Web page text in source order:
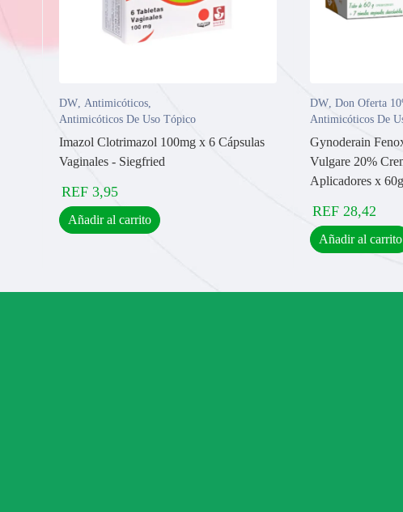
DW, Antimicóticos,
Antimicóticos De Uso Tópico
Imazol Clotrimazol 100mg x 6 Cápsulas
Vaginales - Siegfried
REF 3,95
Añadir al carrito
DW, Don Oferta
Antimicóticos De
Gynoderain
Vulgare 20%
Aplicadores x
REF 28,42
Añadir al carrito